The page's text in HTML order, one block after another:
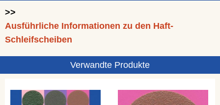
>>
Ausführliche Informationen zu den Haft-
Schleifscheiben
Verwandte Produkte